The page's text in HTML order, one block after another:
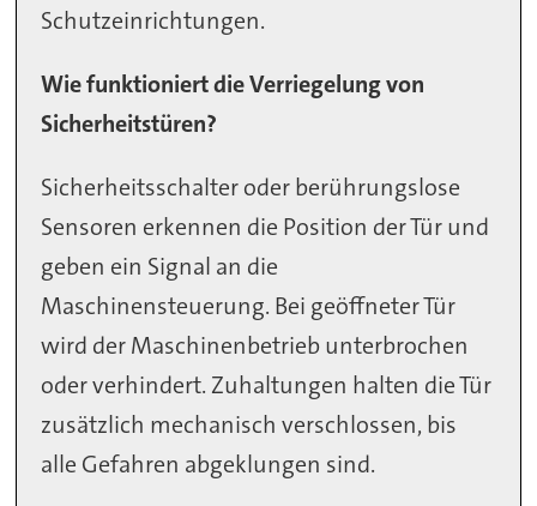
Schutzeinrichtungen.
Wie funktioniert die Verriegelung von
Sicherheitstüren?
Sicherheitsschalter oder berührungslose
Sensoren erkennen die Position der Tür und
geben ein Signal an die
Maschinensteuerung. Bei geöffneter Tür
wird der Maschinenbetrieb unterbrochen
oder verhindert. Zuhaltungen halten die Tür
zusätzlich mechanisch verschlossen, bis
alle Gefahren abgeklungen sind.